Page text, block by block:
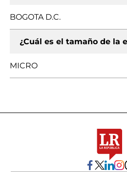
BOGOTA D.C.
¿Cuál es el tamaño de la
MICRO